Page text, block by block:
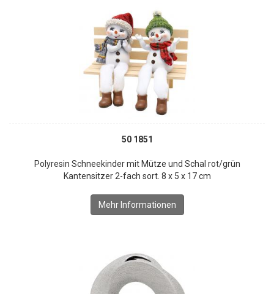
50 1851
Polyresin Schneekinder mit Mütze und Schal rot/grün
Kantensitzer 2-fach sort. 8 x 5 x 17 cm
Mehr Informationen